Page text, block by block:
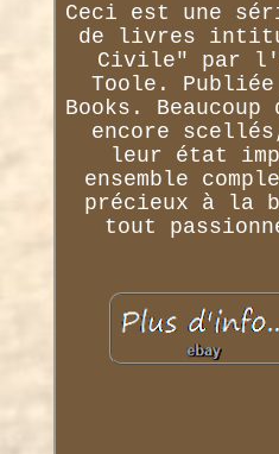
Ceci est une
de livres
Civile" par
Toole.
Books.
encore
leur état
ensemble
précieux à la
tout